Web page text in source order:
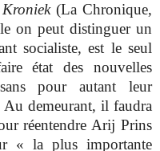
(La Chronique,
on peut distinguer un
socialiste, est le seul
état des nouvelles
pour autant leur
Au demeurant, il faudra
réentendre Arij Prins
« la plus importante